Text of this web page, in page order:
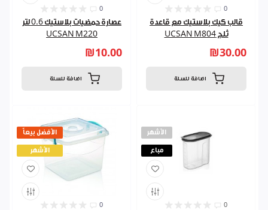
0
عصارة حمضيات بلاستيك 0.6 لتر
UCSAN M220
₪10.00
اضافة للسلة
0
قالب كيك بلاستيك مع قاعدة
ثلج UCSAN M804
₪30.00
اضافة للسلة
الأفضل بيعاً
الأشهر
0
الأشهر
مباع
0